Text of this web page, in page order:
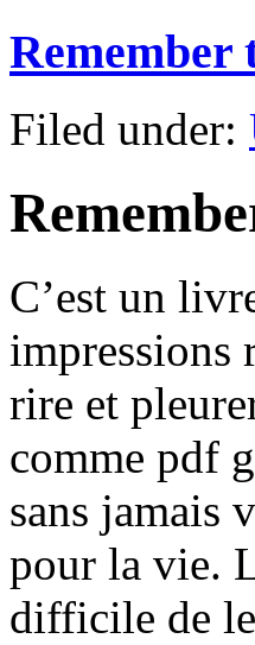
Remember
Filed under:
C’est un
impressions
rire et
comme pdf
sans jamais
pour la vie.
difficile de